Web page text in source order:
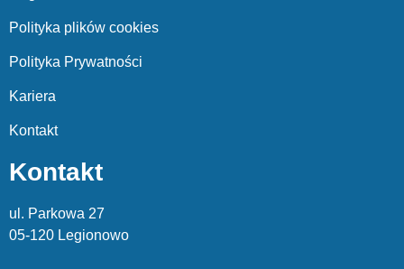
Polityka plików cookies
Polityka Prywatności
Kariera
Kontakt
Kontakt
ul. Parkowa 27
05-120 Legionowo